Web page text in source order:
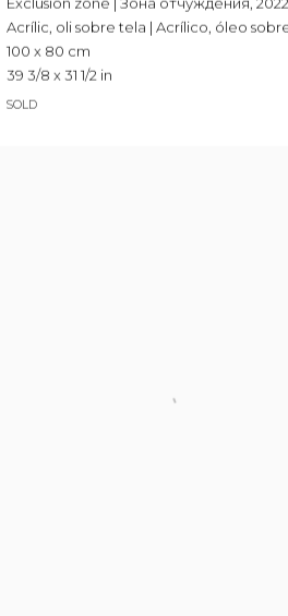
Exclusion zone | Зона отчуждения,2022
Acrílic, oli sobre tela | Acrílico, óleo
100 x 80 cm
39 3/8 x 31 1/2 in
SOLD